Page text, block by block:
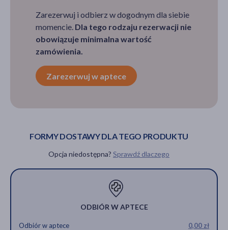
Zarezerwuj i odbierz w dogodnym dla siebie
momencie. Dla tego rodzaju rezerwacji nie
obowiązuje minimalna wartość
zamówienia.
Zarezerwuj w aptece
FORMY DOSTAWY DLA TEGO PRODUKTU
Opcja niedostępna? Sprawdź dlaczego
ODBIÓR W APTECE
Odbiór w aptece 0,00 zł